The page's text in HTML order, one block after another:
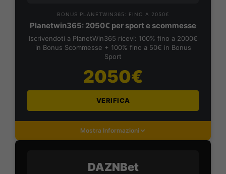
BONUS PLANETWIN365: FINO A 2050€
Planetwin365: 2050€ per sport e scommesse
Iscrivendoti a PlanetWin365 ricevi: 100% fino a 2000€
in Bonus Scommesse + 100% fino a 50€ in Bonus
Sport
2050€
VERIFICA
Mostra Informazioni
DAZNBet